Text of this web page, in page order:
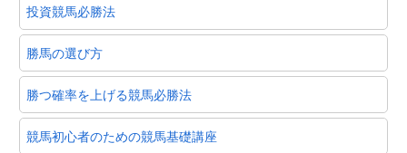
投資競馬必勝法
勝馬の選び方
勝つ確率を上げる競馬必勝法
競馬初心者のための競馬基礎講座